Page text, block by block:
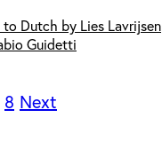
Dutch by Lies Lavrijsen
Guidetti
8 Next